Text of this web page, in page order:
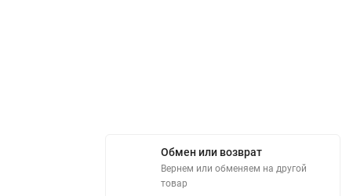
Обмен или возврат
Вернем или обменяем на другой
товар